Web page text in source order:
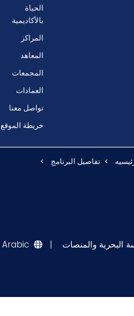
الحياة
بالأكاديمية
المراكز
المعاهد
المجمعات
العمادات
تواصل معنا
خريطة الموقع
تفاصيل البرنامج
البحرية والمنصات |
Arabic